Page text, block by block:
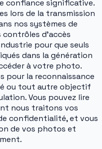
confiance significative.
lors de la transmission
nos systèmes de
contrôles d'accès
pour que seuls
dans la génération
à votre photo.
pour la reconnaissance
ou tout autre objectif
Vous pouvez lire
nous traitons vos
confidentialité, et vous
de vos photos et